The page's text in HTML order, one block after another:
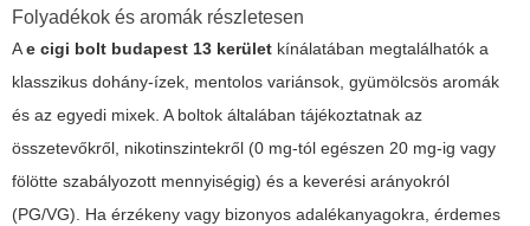
Folyadékok és aromák részletesen
Ae cigi bolt budapest 13 kerület kínálatában megtalálhatók a
klasszikus dohány-ízek, mentolos variánsok, gyümölcsös aromák
és az egyedi mixek. A boltok általában tájékoztatnak az
összetevőkről, nikotinszintekről (0 mg-tól egészen 20 mg-ig vagy
fölötte szabályozott mennyiségig) és a keverési arányokról
(PG/VG). Ha érzékeny vagy bizonyos adalékanyagokra, érdemes